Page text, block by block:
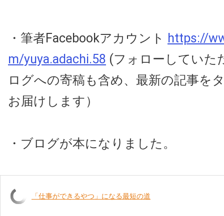
・筆者Facebookアカウント https://
m/yuya.adachi.58 (フォローしていた
ログへの寄稿も含め、最新の記事を
お届けします）
・ブログが本になりました。
「仕事ができるやつ」になる最短の道